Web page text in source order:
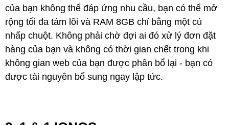
của bạn không thể đáp ứng nhu cầu, bạn có thể mở
rộng tối đa tám lõi và RAM 8GB chỉ bằng một cú
nhấp chuột. Không phải chờ đợi ai đó xử lý đơn đặt
hàng của bạn và không có thời gian chết trong khi
không gian web của bạn được phân bổ lại - bạn có
được tài nguyên bổ sung ngay lập tức.